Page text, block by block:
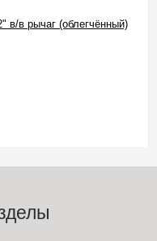
в/в рычаг (облегчённый)